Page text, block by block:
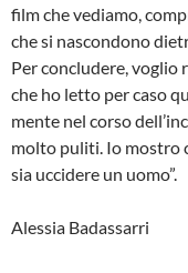
film che vediamo,
che si nascondono
Per concludere,
che ho letto per caso
mente nel corso
molto puliti. Io mostro
sia uccidere un uomo”.
Alessia Badassarri